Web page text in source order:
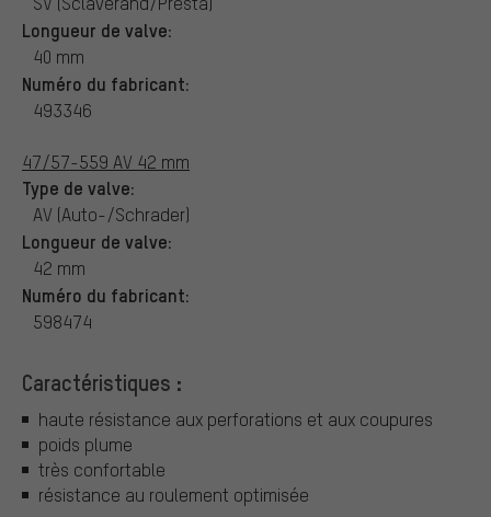
Longueur de valve:
40 mm
Numéro du fabricant:
493346
47/57-559 AV 42 mm
Type de valve:
AV (Auto-/Schrader)
Longueur de valve:
42 mm
Numéro du fabricant:
598474
Caractéristiques :
haute résistance aux perforations et aux coupures
poids plume
très confortable
résistance au roulement optimisée